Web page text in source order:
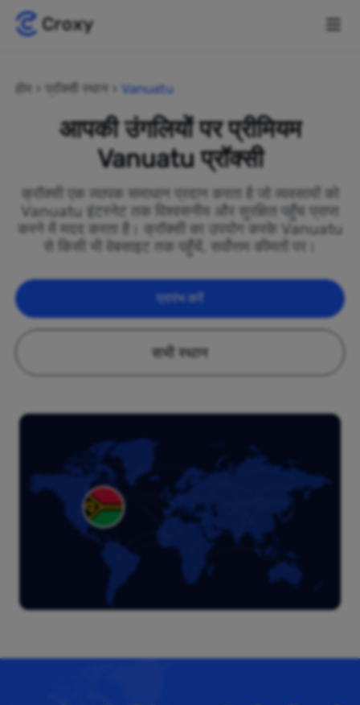
होम प्रॉक्सी स्थान Vanuatu
आपकी उंगलियों पर प्रीमियम
Vanuatu प्रॉक्सी
क्रॉक्सी एक व्यापक समाधान प्रदान करता है जो व्यवसायों को
Vanuatu इंटरनेट तक विश्वसनीय और सुरक्षित पहुँच प्राप्त
करने में मदद करता है। क्रॉक्सी का उपयोग करके Vanuatu
से किसी भी वेबसाइट तक पहुँचें, सर्वोत्तम कीमतों पर।
प्रारंभ करें
सभी स्थान